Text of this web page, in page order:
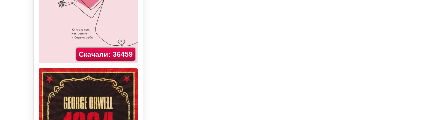
Скачали: 36459